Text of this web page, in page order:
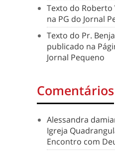
Texto do
na PG do Jornal
Texto do Pr.
publicado na
Jornal Pequeno
Comentários
Alessandra
Igreja
Encontro com